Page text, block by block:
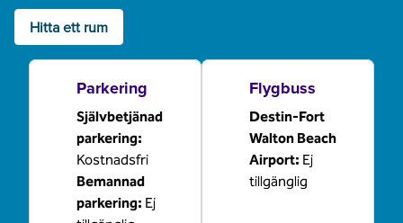
Hitta ett rum
Parkering
Självbetjänad
parkering:
Kostnadsfri
Bemannad
parkering: Ej
Flygbuss
Destin-Fort
Walton Beach
Airport: Ej
tillgänglig